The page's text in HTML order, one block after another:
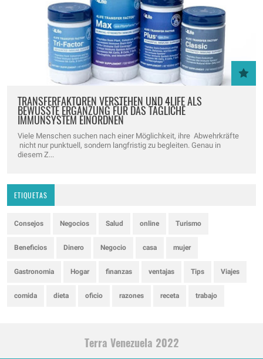
TRANSFERFAKTOREN VERSTEHEN UND 4LIFE ALS
BEWUSSTE ERGÄNZUNG FÜR DAS TÄGLICHE
IMMUNSYSTEM EINORDNEN
Viele Menschen suchen nach einer Möglichkeit, ihre Abwehrkräfte
nicht nur punktuell, sondern langfristig zu begleiten. Genau in
diesem Z...
ETIQUETAS
Consejos Negocios Salud online Turismo
Beneficios Dinero Negocio casa mujer
Gastronomia Hogar finanzas ventajas Tips Viajes
comida dieta oficio razones receta trabajo
Terra Venezuela 2022